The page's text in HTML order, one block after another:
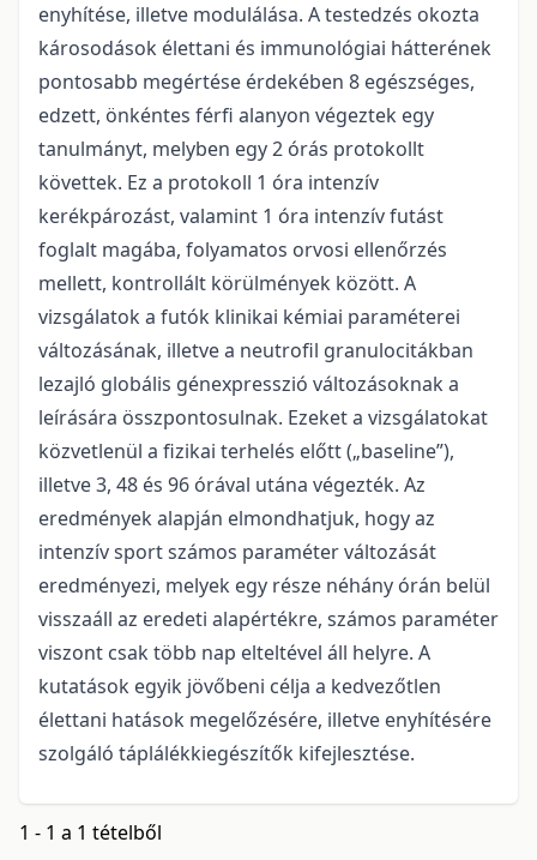
enyhítése, illetve modulálása. A testedzés okozta
károsodások élettani és immunológiai hátterének
pontosabb megértése érdekében 8 egészséges,
edzett, önkéntes férfi alanyon végeztek egy
tanulmányt, melyben egy 2 órás protokollt
követtek. Ez a protokoll 1 óra intenzív
kerékpározást, valamint 1 óra intenzív futást
foglalt magába, folyamatos orvosi ellenőrzés
mellett, kontrollált körülmények között. A
vizsgálatok a futók klinikai kémiai paraméterei
változásának, illetve a neutrofil granulocitákban
lezajló globális génexpresszió változásoknak a
leírására összpontosulnak. Ezeket a vizsgálatokat
közvetlenül a fizikai terhelés előtt („baseline”),
illetve 3, 48 és 96 órával utána végezték. Az
eredmények alapján elmondhatjuk, hogy az
intenzív sport számos paraméter változását
eredményezi, melyek egy része néhány órán belül
visszaáll az eredeti alapértékre, számos paraméter
viszont csak több nap elteltével áll helyre. A
kutatások egyik jövőbeni célja a kedvezőtlen
élettani hatások megelőzésére, illetve enyhítésére
szolgáló táplálékkiegészítők kifejlesztése.
1 - 1 a 1 tételből